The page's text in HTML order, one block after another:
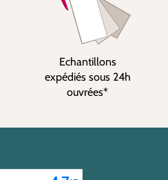
Echantillons
expédiés sous 24h
ouvrées*